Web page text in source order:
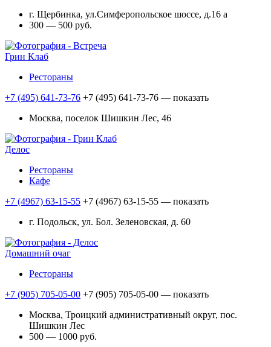
г. Щербинка, ул.Симферопольское шоссе, д.16 а
300 — 500 руб.
Грин Клаб
Рестораны
+7 (495) 641-73-76 +7 (495) 641-73-76 — показать
Москва, поселок Шишкин Лес, 46
Делос
Рестораны
Кафе
+7 (4967) 63-15-55 +7 (4967) 63-15-55 — показать
г. Подольск, ул. Бол. Зеленовская, д. 60
Домашний очаг
Рестораны
+7 (905) 705-05-00 +7 (905) 705-05-00 — показать
Москва, Троицкий административный округ, пос.
Шишкин Лес
500 — 1000 руб.